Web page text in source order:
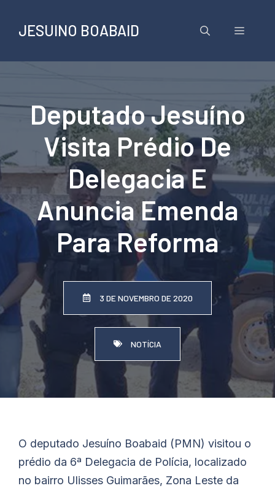
conteúdo
JESUINO BOABAID Menu
Deputado Jesuíno
Visita Prédio De
Delegacia E
Anuncia Emenda
Para Reforma
3 DE NOVEMBRO DE 2020
NOTÍCIA
O deputado Jesuíno Boabaid (PMN) visitou o
prédio da 6ª Delegacia de Polícia, localizado
no bairro Ulisses Guimarães, Zona Leste da